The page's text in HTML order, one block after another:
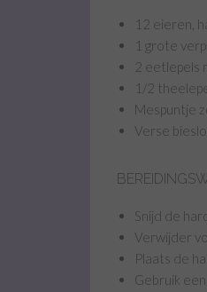
12 eieren,
1 grote
2 eetlepels
1/2
Mespuntje
Verse
Snijd de
Verwijder
Plaats de
Gebruik